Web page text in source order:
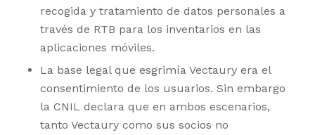
recogida y tratamiento de datos personales a
través de RTB para los inventarios en las
aplicaciones móviles.
La base legal que esgrimía Vectaury era el
consentimiento de los usuarios. Sin embargo
la CNIL declara que en ambos escenarios,
tanto Vectaury como sus socios no